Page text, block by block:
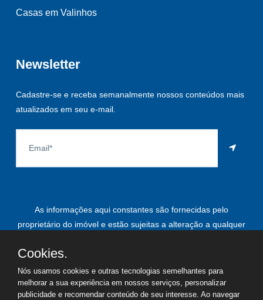
Casas em Valinhos
Newsletter
Cadastre-se e receba semanalmente nossos conteúdos mais
atualizados em seu e-mail.
As informações aqui constantes são fornecidas pelo
proprietário do imóvel e estão sujeitas a alteração a qualquer
©2026Copyright - Paulo Roberto Leardi | Todos os direitos
Cookies.
Nós usamos cookies e outras tecnologias semelhantes para
melhorar a sua experiência em nossos serviços, personalizar
publicidade e recomendar conteúdo de seu interesse. Ao navegar